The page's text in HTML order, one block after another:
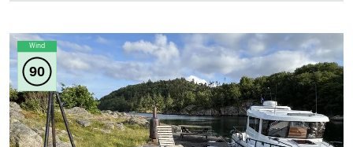
Wind
90